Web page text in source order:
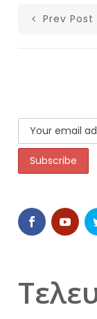
Prev Post